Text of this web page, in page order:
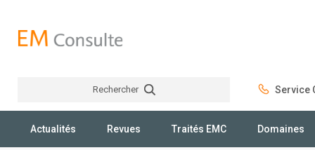
Rechercher Service
Actualités Revues Traités EMC Domaines